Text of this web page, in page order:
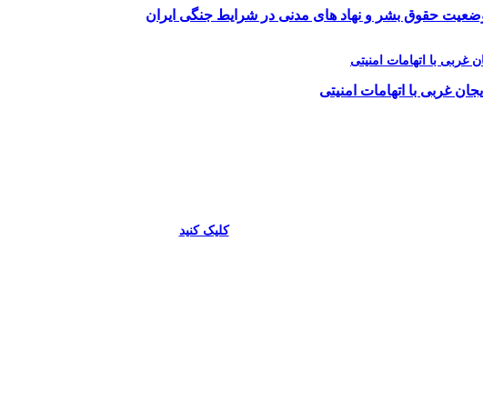
وضعیت حقوق بشر و نهاد های مدنی در شرایط جنگی ایران
غربی با اتهامات امنیتی
کلیک کنید